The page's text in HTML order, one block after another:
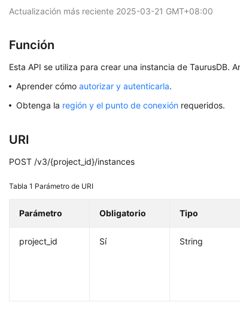
Actualización más reciente 2025-03-21 GMT+08:00
Función
Esta API se utiliza para crear una instancia de TaurusDB.
Aprender cómoautorizar y autenticarla.
Obtenga la región y el punto de conexión requeridos.
URI
POST /v3/{project_id}/instances
Tabla 1 Parámetro de URI
Parámetro Obligatorio Tipo
project_id Sí String